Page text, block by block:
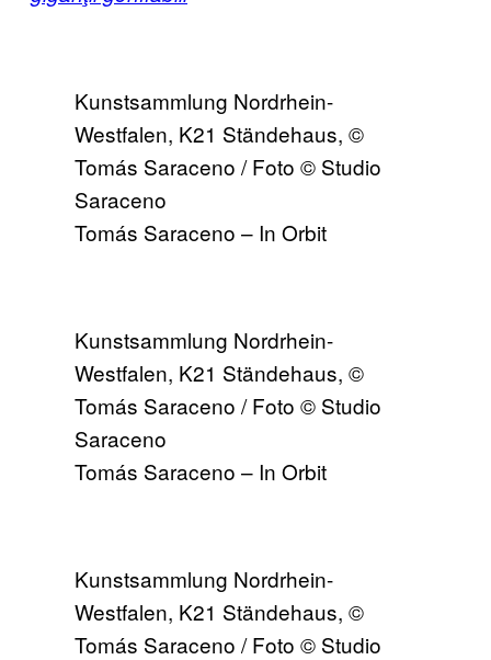
Kunstsammlung Nordrhein-
Westfalen, K21 Ständehaus, ©
Tomás Saraceno / Foto © Studio
Saraceno
Tomás Saraceno – In Orbit
Kunstsammlung Nordrhein-
Westfalen, K21 Ständehaus, ©
Tomás Saraceno / Foto © Studio
Saraceno
Tomás Saraceno – In Orbit
Kunstsammlung Nordrhein-
Westfalen, K21 Ständehaus, ©
Tomás Saraceno / Foto © Studio